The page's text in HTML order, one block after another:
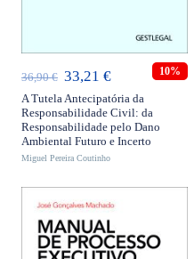
36,90€ O
preço
original
era:
33,21 €O
preço
atual
é:
10%
A Tutela Antecipatória da
Responsabilidade Civil: da
Responsabilidade pelo Dano
Ambiental Futuro e Incerto
Miguel Pereira Coutinho